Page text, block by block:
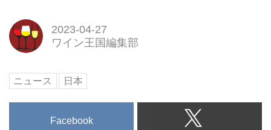
カーブドッチはあります。訪れた
人がワイン造りの現場に触れ、ワ
2023-04-27
ワイン王国編集部
ニュース 日本
Facebook